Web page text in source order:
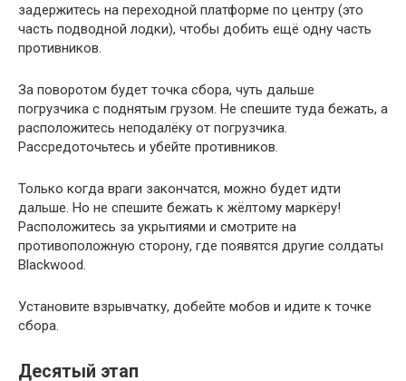
задержитесь на переходной платформе по центру (это
часть подводной лодки), чтобы добить ещё одну часть
противников.
За поворотом будет точка сбора, чуть дальше
погрузчика с поднятым грузом. Не спешите туда бежать, а
расположитесь неподалёку от погрузчика.
Рассредоточьтесь и убейте противников.
Только когда враги закончатся, можно будет идти
дальше. Но не спешите бежать к жёлтому маркёру!
Расположитесь за укрытиями и смотрите на
противоположную сторону, где появятся другие солдаты
Blackwood.
Установите взрывчатку, добейте мобов и идите к точке
сбора.
Десятый этап